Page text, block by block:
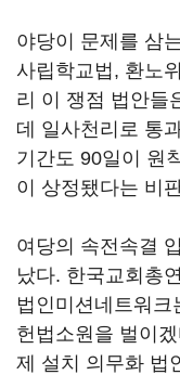
야당이 문제를 삼
사립학교법, 환노
리 이 쟁점 법안들
데 일사천리로 통
기간도 90일이 원
이 상정됐다는 비
여당의 속전속결
났다. 한국교회총
법인미션네트워
헌법소원을 벌이
제 설치 의무화 법